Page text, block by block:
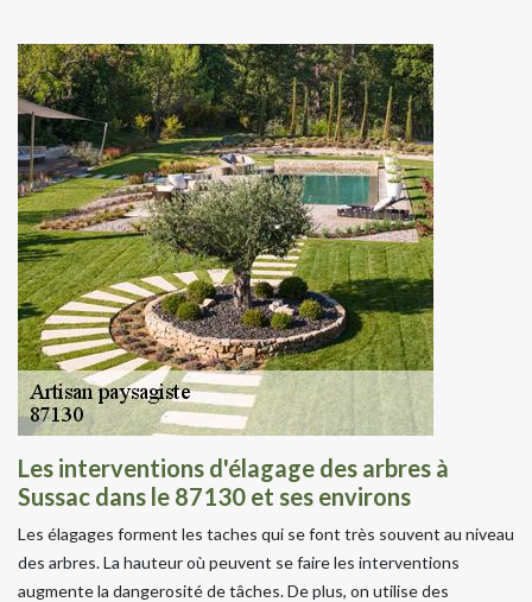
Les interventions d'élagage des arbres à
Sussac dans le 87130 et ses environs
Les élagages forment les taches qui se font très souvent au niveau
des arbres. La hauteur où peuvent se faire les interventions
augmente la dangerosité de tâches. De plus, on utilise des